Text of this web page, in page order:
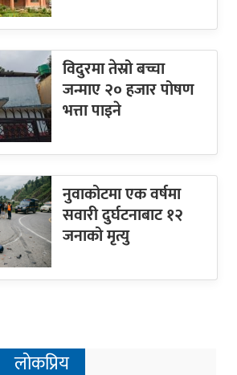
विदुरमा तेस्रो बच्चा
जन्माए २० हजार पोषण
भत्ता पाइने
नुवाकोटमा एक वर्षमा
सवारी दुर्घटनाबाट १२
जनाको मृत्यु
लोकप्रिय